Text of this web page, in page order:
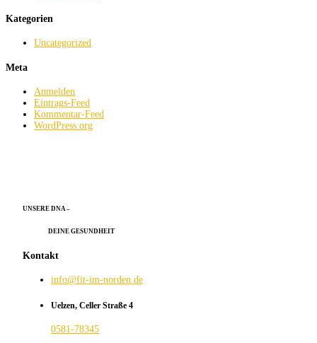
Kategorien
Uncategorized
Meta
Anmelden
Eintrags-Feed
Kommentar-Feed
WordPress.org
UNSERE DNA –
DEINE GESUNDHEIT
Kontakt
info@fit-im-norden.de
Uelzen, Celler Straße 4
0581-78345